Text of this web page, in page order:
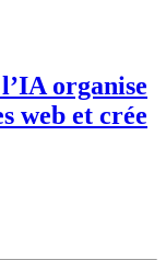
organise
web et crée